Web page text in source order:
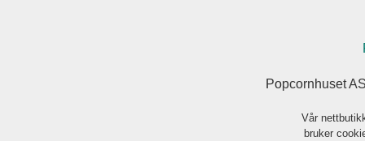
Popcornhuset
Vår
bruker